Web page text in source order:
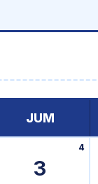
JUM
3
4